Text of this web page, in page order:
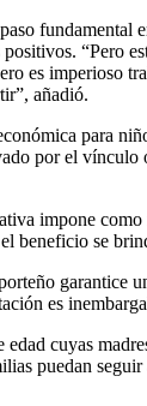
“Pero
es imperioso
añadió.
para
por el vínculo
impone
beneficio se
garantice
es
cuyas
puedan